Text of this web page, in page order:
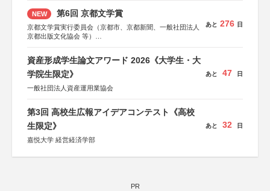
NEW 第6回 京都文学賞
京都文学賞実行委員会（京都市、京都新聞、一般社団法人
京都出版文化協会 等）
KADOKAWA、河出書房新社、幻冬舎、講談社、光文社、
集英社、小学館、祥伝社、新潮社、淡交社、ちいさいミシ
マ社、徳間書店、早川書房、PHP研究所、双葉社、文藝春
あと 276 日
資産形成学生論文アワード 2026《大学生・大
学院生限定》
一般社団法人資産運用業協会
あと 47 日
第3回 高校生広報アイデアコンテスト《高校
生限定》
嘉悦大学 経営経済学部
あと 32 日
PR